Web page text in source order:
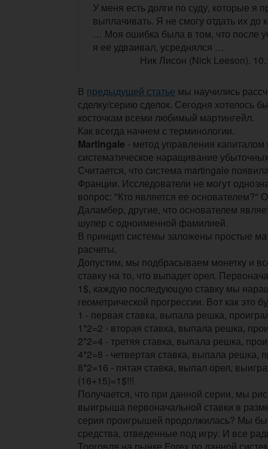
У меня есть долги по суду, которые я
выплачивать. Я не смогу отдать их
… Моя ошибка была в том, что после
я ее удваивал, усреднялся …
Ник Лисон (Nick Leeson).
В предыдущей статье мы научились
сделку/серию сделок. Сегодня хотелось
косточкам всеми любимый мартингейл.
Как всегда начнем с терминологии.
Martingale - метод управления капиталом
систематическое наращивание
Считается, что система martingale
Франции. Исследователи не могут
вопрос: "Кто является ее основателем?"
Даламбер, другие, что основателем
шулер с одноименной фамилией.
В принцип системы заложены простые
расчеты.
Допустим, мы подбрасываем монетку и
ставку на то, что выпадет орел.
1$, каждую последующую ставку мы
геометрической прогрессии. Вот как это
1 - первая ставка, выпала решка,
1*2=2 - вторая ставка, выпала решка,
2*2=4 - третяя ставка, выпала решка,
4*2=8 - четвертая ставка, выпала решка,
8*2=16 - пятая ставка, выпал орел,
(16+15)=1$!!!
Получается, что при данной серии, мы
выигрыша первоначальной ставки в
серия проигрышей продолжилась? Мы бы
средства, отведенные под игру. И все